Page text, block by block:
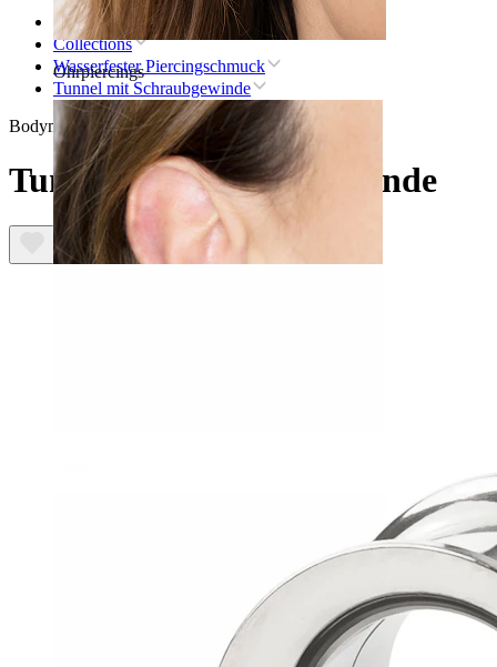
Ohrpiercings
Startseite
Collections
Wasserfester Piercingschmuck
Tunnel mit Schraubgewinde
Bodymod Essentials
Tunnel mit Schraubgewinde